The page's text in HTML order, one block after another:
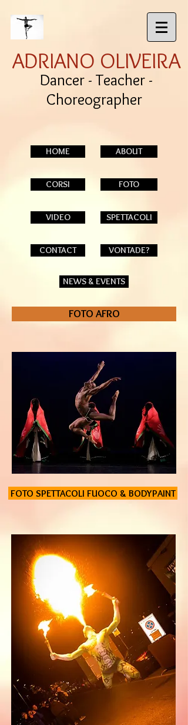
ADRIANO OLIVEIRA
Dancer - Teacher -
Choreographer
FOTO AFRO
FOTO SPETTACOLI FUOCO & BODYPAINT
HOME ABOUT
CORSI FOTO
VIDEO SPETTACOLI
NEWS & EVENTS
VONTADE?
CONTACT